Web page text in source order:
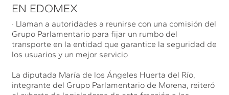
EN EDOMEX
· Llaman a autoridades a reunirse con una comisión del
Grupo Parlamentario para fijar un rumbo del
transporte en la entidad que garantice la seguridad de
los usuarios y un mejor servicio
La diputada María de los Ángeles Huerta del Río,
integrante del Grupo Parlamentario de Morena, reiteró